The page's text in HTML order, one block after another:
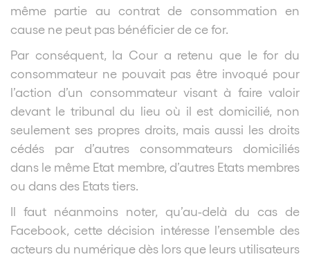
même partie au contrat de consommation en
cause ne peut pas bénéficier de ce for.
Par conséquent, la Cour a retenu que le for du
consommateur ne pouvait pas être invoqué pour
l’action d’un consommateur visant à faire valoir
devant le tribunal du lieu où il est domicilié, non
seulement ses propres droits, mais aussi les droits
cédés par d’autres consommateurs
domiciliés
dans le même Etat membre, d’autres Etats membres
ou dans des Etats tiers.
Il faut néanmoins noter, qu’au-delà du cas de
Facebook, cette décision intéresse l’ensemble des
acteurs du numérique dès lors que leurs utilisateurs